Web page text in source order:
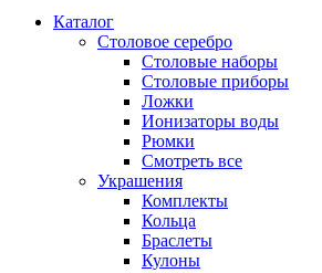
Каталог
Столовое серебро
Столовые наборы
Столовые приборы
Ложки
Ионизаторы воды
Рюмки
Смотреть все
Украшения
Комплекты
Кольца
Браслеты
Кулоны